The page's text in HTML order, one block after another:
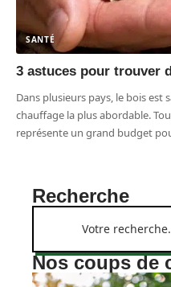
SANTÉ
3 astuces pour trouver
Dans plusieurs pays, le bois est
chauffage la plus abordable.
représente un grand budget
Recherche
Nos coups de